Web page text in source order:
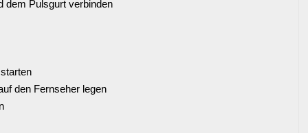
dem Pulsgurt verbinden
den Fernseher legen